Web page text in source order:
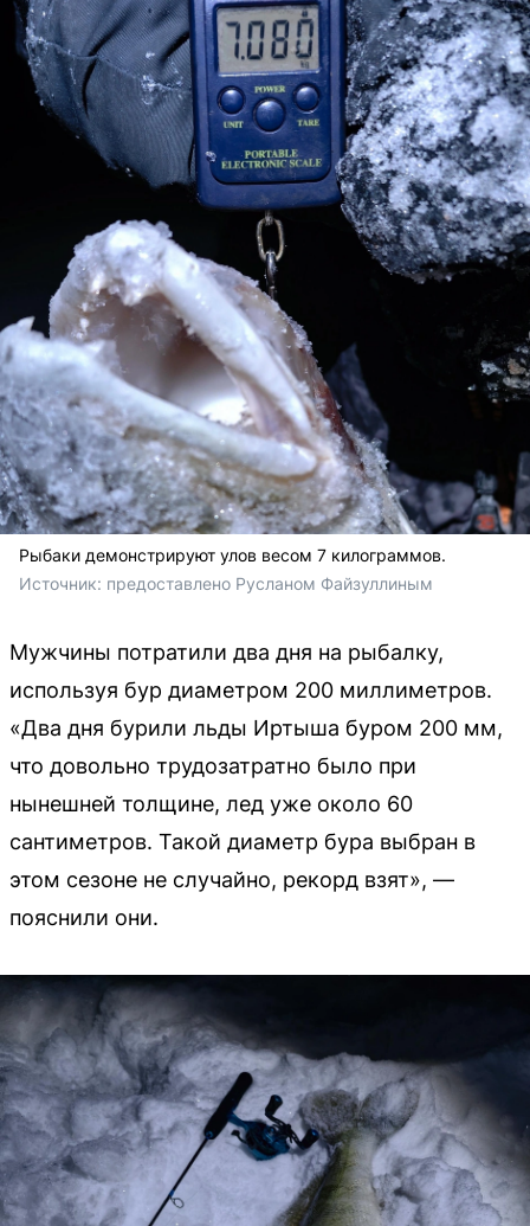
Рыбаки демонстрируют улов весом 7 килограммов.
Источник: предоставлено Русланом Файзуллиным
Мужчины потратили два дня на рыбалку,
используя бур диаметром 200 миллиметров.
«Два дня бурили льды Иртыша буром 200 мм,
что довольно трудозатратно было при
нынешней толщине, лед уже около 60
сантиметров. Такой диаметр бура выбран в
этом сезоне не случайно, рекорд взят», —
пояснили они.